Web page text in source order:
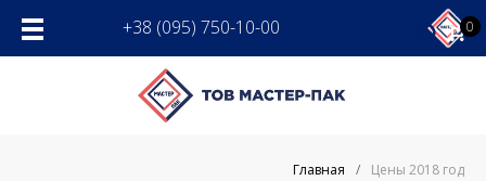
content
+38 (095) 750-10-00 0
Главная / Цены 2018 год